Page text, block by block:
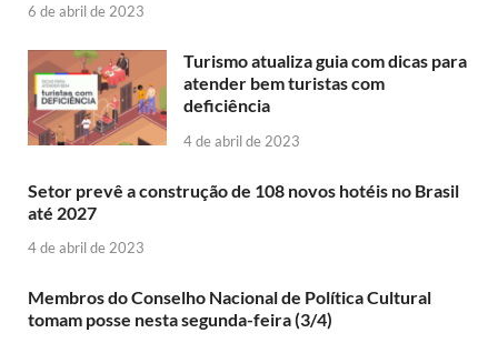
6 de abril de 2023
Turismo atualiza guia com dicas para
atender bem turistas com
deficiência
4 de abril de 2023
Setor prevê a construção de 108 novos hotéis no Brasil
até 2027
4 de abril de 2023
Membros do Conselho Nacional de Política Cultural
tomam posse nesta segunda-feira (3/4)